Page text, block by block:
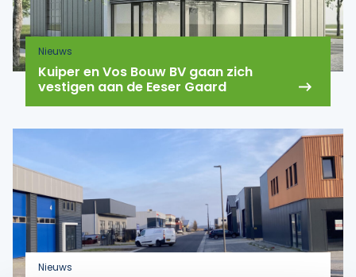
Nieuws
Kuiper en Vos Bouw BV gaan zich
vestigen aan de Eeser Gaard
Nieuws